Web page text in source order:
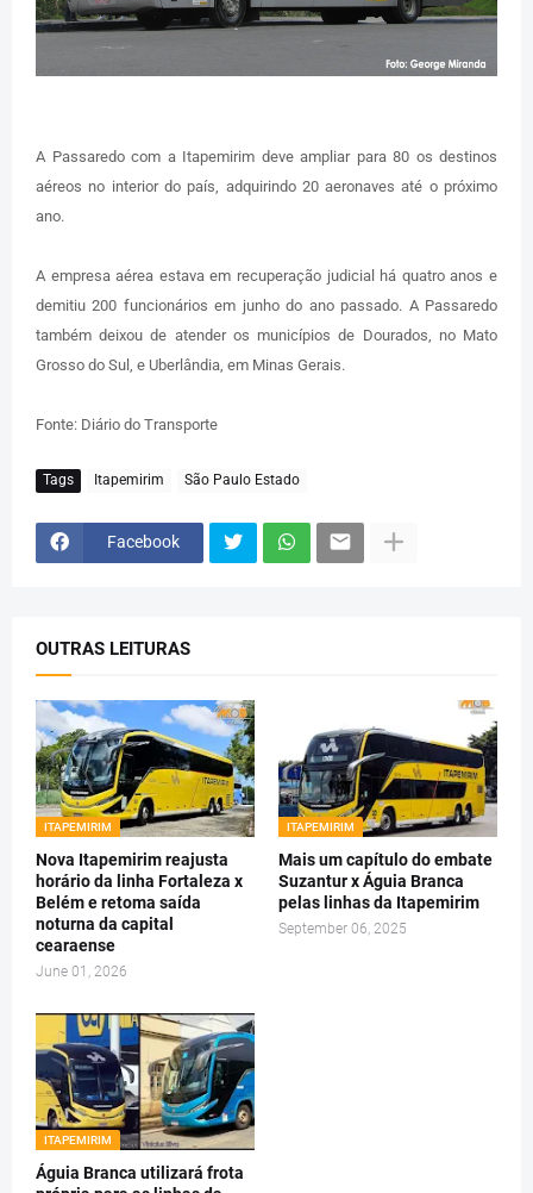
A Passaredo com a Itapemirim deve ampliar para 80 os destinos
aéreos no interior do país, adquirindo 20 aeronaves até o próximo
ano.
A empresa aérea estava em recuperação judicial há quatro anos e
demitiu 200 funcionários em junho do ano passado. A Passaredo
também deixou de atender os municípios de Dourados, no Mato
Grosso do Sul, e Uberlândia, em Minas Gerais.
Fonte: Diário do Transporte
Tags Itapemirim São Paulo Estado
Facebook
OUTRAS LEITURAS
ITAPEMIRIM
Nova Itapemirim reajusta
horário da linha Fortaleza x
Belém e retoma saída
noturna da capital
cearaense
June 01, 2026
ITAPEMIRIM
Mais um capítulo do embate
Suzantur x Águia Branca
pelas linhas da Itapemirim
September 06, 2025
ITAPEMIRIM
Águia Branca utilizará frota